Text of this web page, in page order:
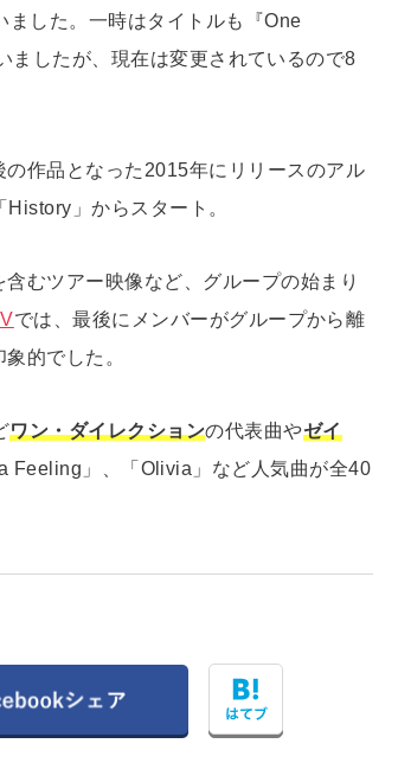
した。一時はタイトルも『One
したが、現在は変更されているので8
作品となった2015年にリリースのアル
」からスタート。
むツアー映像など、グループの始まり
では、最後にメンバーがグループから離
的でした。
ワン・ダイレクションの代表曲やゼイ
Feeling」、「Olivia」など人気曲が全40